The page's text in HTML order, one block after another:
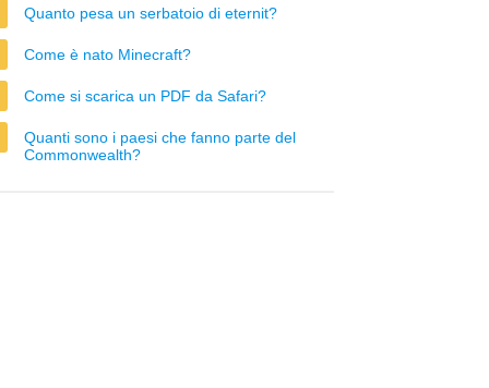
Quanto pesa un serbatoio di eternit?
Come è nato Minecraft?
Come si scarica un PDF da Safari?
Quanti sono i paesi che fanno parte del
Commonwealth?